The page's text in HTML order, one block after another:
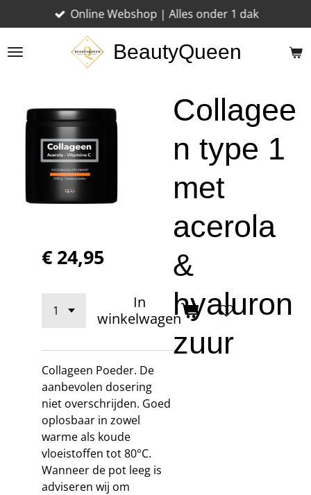
direct
naar
BeautyQueen
Online Webshop | Alles onder 1 dak
Collagee
n type 1
met
acerola
&
hyaluron
zuur
€ 24,95
In
winkelwagen
Collageen Poeder. De
aanbevolen dosering
niet overschrijden. Goed
oplosbaar in zowel
warme als koude
vloeistoffen tot 80°C.
Wanneer de pot leeg is
adviseren wij om